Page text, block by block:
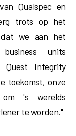
Qualspec en
trots op het
dat we aan het
units
Quest Integrity
toekomst, onze
's werelds
te worden."